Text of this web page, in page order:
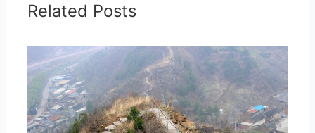
Related Posts